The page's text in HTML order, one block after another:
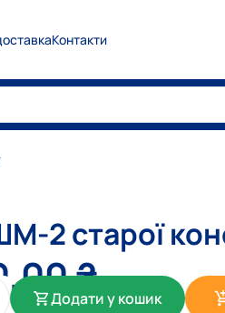
Контакти
067 Показати номер
2 старої
₴
Додати у кошик